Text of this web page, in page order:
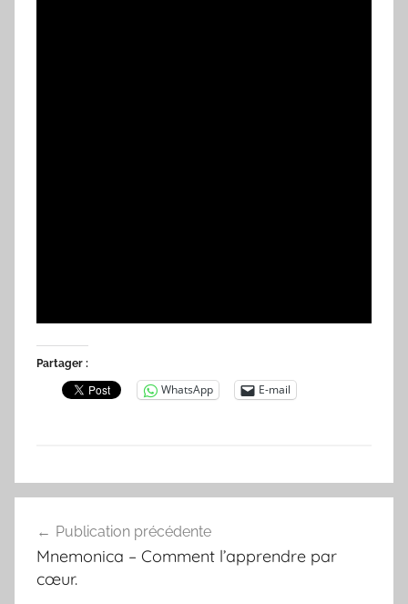
Partager :
WhatsApp E-mail
C
p
de
l’article
Publication précédente
Mnemonica – Comment l’apprendre par
cœur.